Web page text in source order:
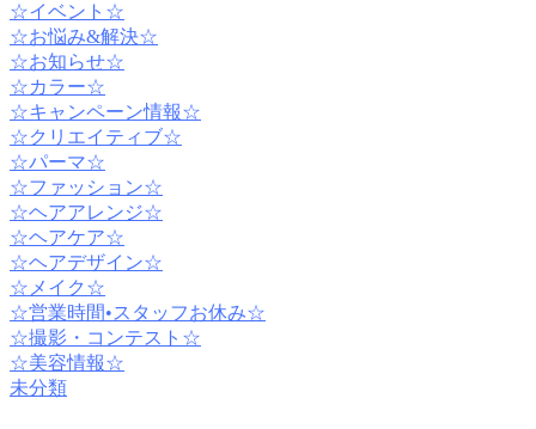
☆イベント☆
☆お悩み&解決☆
☆お知らせ☆
☆カラー☆
☆キャンペーン情報☆
☆クリエイティブ☆
☆パーマ☆
☆ファッション☆
☆ヘアアレンジ☆
☆ヘアケア☆
☆ヘアデザイン☆
☆メイク☆
☆営業時間•スタッフお休み☆
☆撮影・コンテスト☆
☆美容情報☆
未分類